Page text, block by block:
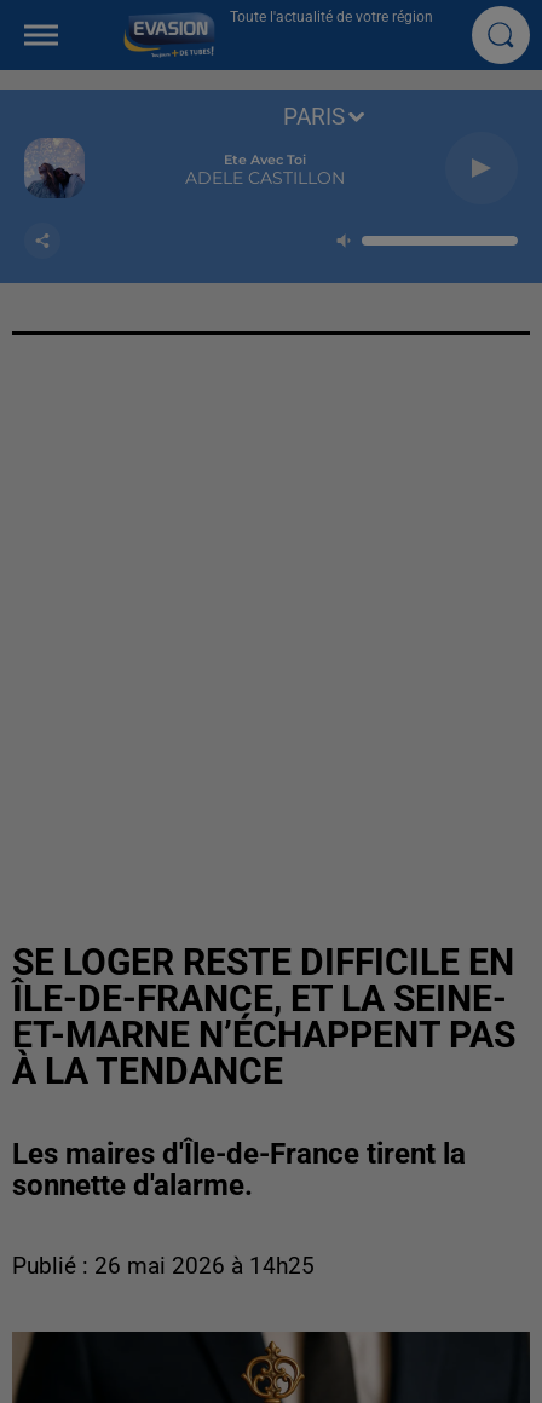
Toute l'actualité de votre région
Ete Avec Toi
ADELE CASTILLON
PARIS
SE LOGER RESTE DIFFICILE EN
ÎLE-DE-FRANCE, ET LA SEINE-
ET-MARNE N’ÉCHAPPENT PAS
À LA TENDANCE
Les maires d'Île-de-France tirent la
sonnette d'alarme.
Publié : 26 mai 2026 à 14h25